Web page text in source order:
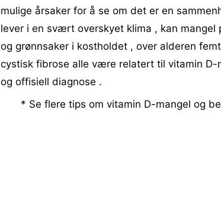
mulige årsaker for å se om det er en
lever i en svært overskyet klima , kan mangel
og grønnsaker i kostholdet , over alderen
cystisk fibrose alle være relatert til vitamin D-
og offisiell diagnose .
* Se flere tips om vitamin D-mangel og